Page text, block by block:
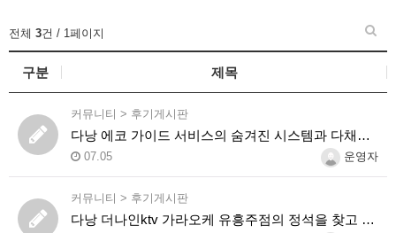
전체 3건 / 1페이지
구분 제목
커뮤니티 > 후기게시판
다낭 에코 가이드 서비스의 숨겨진 시스템과 다채로운 인력 풀의 진실
운영자
07.05
커뮤니티 > 후기게시판
다낭 더나인ktv 가라오케 유흥주점의 정석을 찾고 있다면 여기